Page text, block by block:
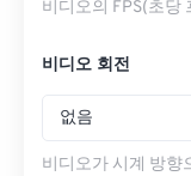
비디오의 FPS(초당
비디오 회전
없음
비디오가 시계 방향